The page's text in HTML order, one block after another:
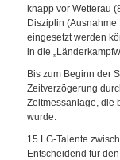
knapp vor Wetterau
Disziplin (Ausnahme
eingesetzt werden
in die
Bis zum Beginn der
Zeitverzögerung
Zeitmessanlage, die
wurde.
15 LG-Talente
Entscheidend für